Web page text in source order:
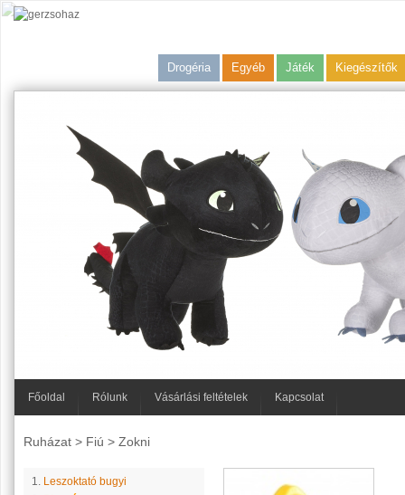
Drogéria Egyéb Játék Kiegészítők
Főoldal Rólunk Vásárlási feltételek Kapcsolat
Ruházat> Fiú > Zokni
1. Leszoktató bugyi